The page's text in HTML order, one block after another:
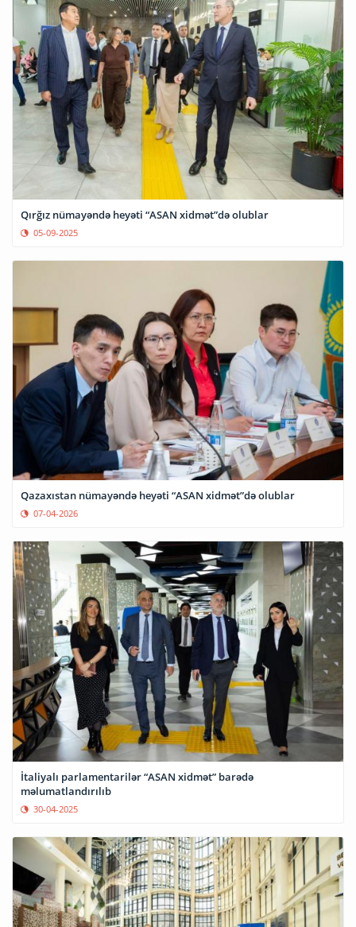
Qırğız nümayəndə heyəti “ASAN xidmət”də olublar
05-09-2025
Qazaxıstan nümayəndə heyəti “ASAN xidmət”də olublar
07-04-2026
İtaliyalı parlamentarilər “ASAN xidmət” barədə
məlumatlandırılıb
30-04-2025